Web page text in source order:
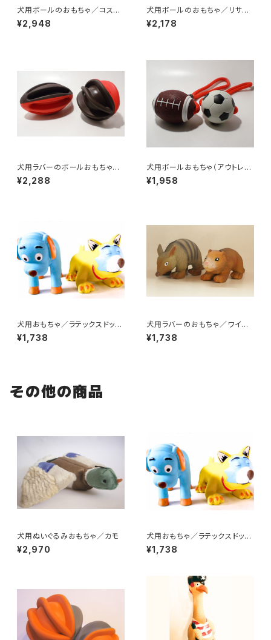
犬用ボールのおもちゃ／コスモ
スボール
¥2,948
犬用ボールのおもちゃ／リサイ
クルボール
¥2,178
犬用ラバーのボールおもちゃ／
ウィグワグボール
¥2,288
犬用ボールおもちゃ（アウトレッ
ト）／ロープ付きスポーツラバー
ボール
¥1,958
犬用おもちゃ／ラテックスドッグ
トイ・ねこ
¥1,738
犬用ラバーのおもちゃ／ワイル
ドアニマル
¥1,738
その他の商品
犬用ぬいぐるみおもちゃ／カモ
¥2,970
犬用おもちゃ／ラテックスドッグ
トイ・ねこ
¥1,738